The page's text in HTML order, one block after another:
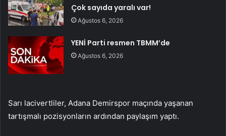
Çok sayıda yaralı var!
Ağustos 6, 2026
YENİ Parti resmen TBMM’de
Ağustos 6, 2026
Sarı lacivertliler, Adana Demirspor maçında yaşanan
tartışmalı pozisyonların ardından paylaşım yaptı.